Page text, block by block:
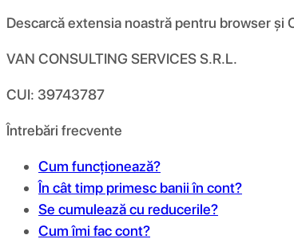
Descarcă extensia noastră pentru browser și
VAN CONSULTING SERVICES S.R.L.
CUI: 39743787
Întrebări frecvente
Cum funcționează?
În cât timp primesc banii în cont?
Se cumulează cu reducerile?
Cum îmi fac cont?